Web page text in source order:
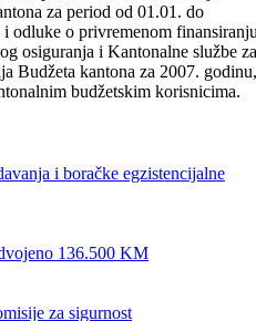
održali prvu radnu sjednicu
je usvojen rebalans Budžeta
o privremenom finansiranju
za period od 01.01. do
odluke o privremenom
Budžeta kantona za 2007. godinu,